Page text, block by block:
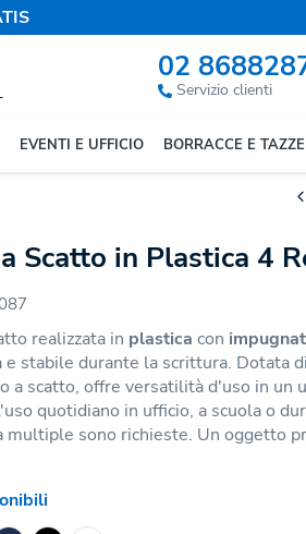
02
Servizio clienti
EVENTI E UFFICIO BORRACCE E TAZZE
Scatto in Plastica 4
realizzata in plastica con
e stabile durante la scrittura. Dotata di
a scatto, offre versatilità d'uso in un
quotidiano in ufficio, a scuola o
multiple sono richieste. Un oggetto